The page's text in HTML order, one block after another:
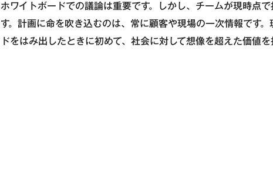
ホワイトボードでの議論は重要です。しかし、チームが現時点
す。計画に命を吹き込むのは、常に顧客や現場の一次情報です
ドをはみ出したときに初めて、社会に対して想像を超えた価値